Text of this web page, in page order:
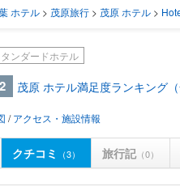
ホテル > 茂原旅行 > 茂原 ホテル >
タンダードホテル
2 茂原 ホテル満足度ランキング
/アクセス・施設情報
クチコミ （3） 旅行記（0）